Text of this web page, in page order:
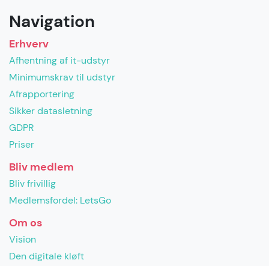
Navigation
Erhverv
Afhentning af it-udstyr
Minimumskrav til udstyr
Afrapportering
Sikker datasletning
GDPR
Priser
Bliv medlem
Bliv frivillig
Medlemsfordel: LetsGo
Om os
Vision
Den digitale kløft